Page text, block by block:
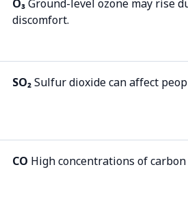
O₃Ground-level ozone may rise
discomfort.
SO₂Sulfur dioxide can affect
CO High concentrations of